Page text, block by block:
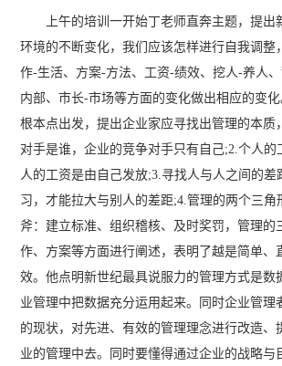
上午的培训一开始丁老师直奔主题，提出
环境的不断变化，我们应该怎样进行自我调整
作-生活、方案-方法、工资-绩效、挖人-养人
内部、市长-市场等方面的变化做出相应的变
根本点出发，提出企业家应寻找出管理的本质
对手是谁，企业的竞争对手只有自己;2.个人的
人的工资是由自己发放;3.寻找人与人之间的差
习，才能拉大与别人的差距;4.管理的两个三角
斧：建立标准、组织稽核、及时奖罚，管理的
作、方案等方面进行阐述，表明了越是简单、
效。他点明新世纪最具说服力的管理方式是数
业管理中把数据充分运用起来。同时企业管理
的现状，对先进、有效的管理理念进行改造、
业的管理中去。同时要懂得通过企业的战略与